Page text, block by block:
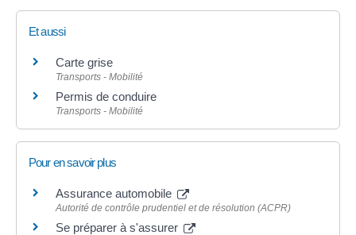
Et aussi
Carte grise
Transports - Mobilité
Permis de conduire
Transports - Mobilité
Pour en savoir plus
Assurance automobile
Autorité de contrôle prudentiel et de résolution (ACPR)
Se préparer à s'assurer